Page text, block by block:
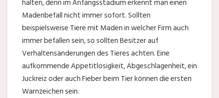
halten, denn im Anfangsstadium erkennt man einen
Madenbefall nicht immer sofort. Sollten
beispielsweise Tiere mit Maden in welcher Firm auch
immer befallen sein, so sollten Besitzer auf
Verhaltensänderungen des Tieres achten. Eine
aufkommende Appetitlosigkeit, Abgeschlagenheit, ein
Juckreiz oder auch Fieber beim Tier können die ersten
Warnzeichen sein.